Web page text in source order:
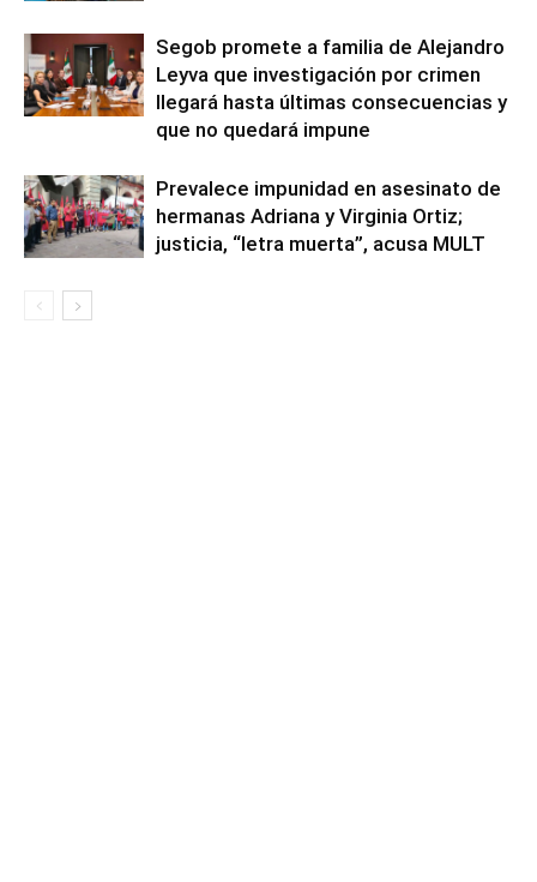
Segob promete a familia de Alejandro
Leyva que investigación por crimen
llegará hasta últimas consecuencias y
que no quedará impune
Prevalece impunidad en asesinato de
hermanas Adriana y Virginia Ortiz;
justicia, “letra muerta”, acusa MULT